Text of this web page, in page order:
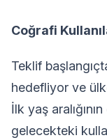
Coğrafi
Teklif
hedefliyor ve
İlk yaş
gelecekteki